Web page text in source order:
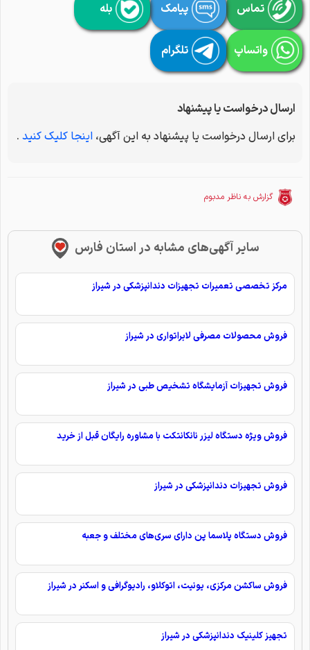
تماس پیامک بله
واتساپ تلگرام
ارسال درخواست یا پیشنهاد
برای ارسال درخواست یا پیشنهاد به این آگهی، اینجا کلیک کنید .
گزارش به ناظر مدبوم
سایر آگهی‌های مشابه در استان فارس
مرکز تخصصی تعمیرات تجهیزات دندانپزشکی در شیراز
فروش محصولات مصرفی لابراتواری در شیراز
فروش تجهیزات آزمایشگاه تشخیص طبی در شیراز
فروش ویژه دستگاه لیزر نانکانتکت با مشاوره رایگان قبل از خرید
فروش تجهیزات دندانپزشکی در شیراز
فروش دستگاه پلاسما پن دارای سری‌های مختلف و جعبه
فروش ساکشن مرکزی، یونیت، اتوکلاو، رادیوگرافی و اسکنر در شیراز
تجهیز کلینیک دندانپزشکی در شیراز